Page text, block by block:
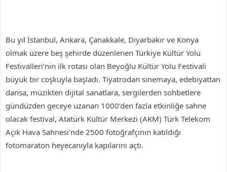
Bu yıl İstanbul, Ankara, Çanakkale, Diyarbakır ve Konya
olmak üzere beş şehirde düzenlenen Türkiye Kültür Yolu
Festivalleri’nin ilk rotası olan Beyoğlu Kültür Yolu Festivali
büyük bir coşkuyla başladı. Tiyatrodan sinemaya, edebiyattan
dansa, müzikten dijital sanatlara, sergilerden sohbetlere
gündüzden geceye uzanan 1000’den fazla etkinliğe sahne
olacak festival, Atatürk Kültür Merkezi (AKM) Türk Telekom
Açık Hava Sahnesi’nde 2500 fotoğrafçının katıldığı
fotomaraton heyecanıyla kapılarını açtı.